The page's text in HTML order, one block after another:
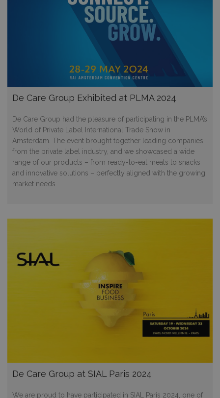
De Care Group Exhibited at PLMA 2024
De Care Group had the pleasure of participating in the PLMA’s
World of Private Label International Trade Show in
Amsterdam. The event brought together leading companies
from the private label industry, and we showcased a wide
range of our products – from ready-to-eat meals to snacks
and innovative solutions – perfectly aligned with the growing
market needs.
De Care Group at SIAL Paris 2024
We are proud to have participated in SIAL Paris 2024, one of